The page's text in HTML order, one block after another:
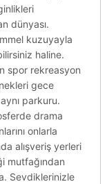
dünyası.
kuzuyayla
haline.
spor rekreasyon
gece
parkuru.
drama
onlarla
alışveriş yerleri
mutfağından
Sevdiklerinizle